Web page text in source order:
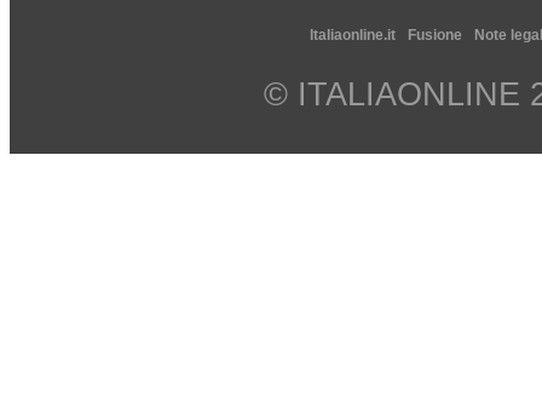
Italiaonline.it Fusione Note
© ITALIAONLINE